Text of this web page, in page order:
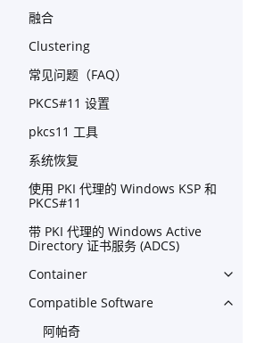
融合
Clustering
常见问题（FAQ）
PKCS#11 设置
pkcs11 工具
系统恢复
使用 PKI 代理的 Windows KSP 和
PKCS#11
带 PKI 代理的 Windows Active
Directory 证书服务 (ADCS)
Container
Toggle
Compatible Software
Toggle
阿帕奇